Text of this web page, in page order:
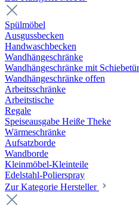
Spülmöbel
Ausgussbecken
Handwaschbecken
Wandhängeschränke
Wandhängeschränke mit
Wandhängeschränke offen
Arbeitsschränke
Arbeitstische
Regale
Speiseausgabe Heiße Theke
Wärmeschränke
Aufsatzborde
Wandborde
Kleinmöbel-Kleinteile
Edelstahl-Polierspray
Zur Kategorie Hersteller